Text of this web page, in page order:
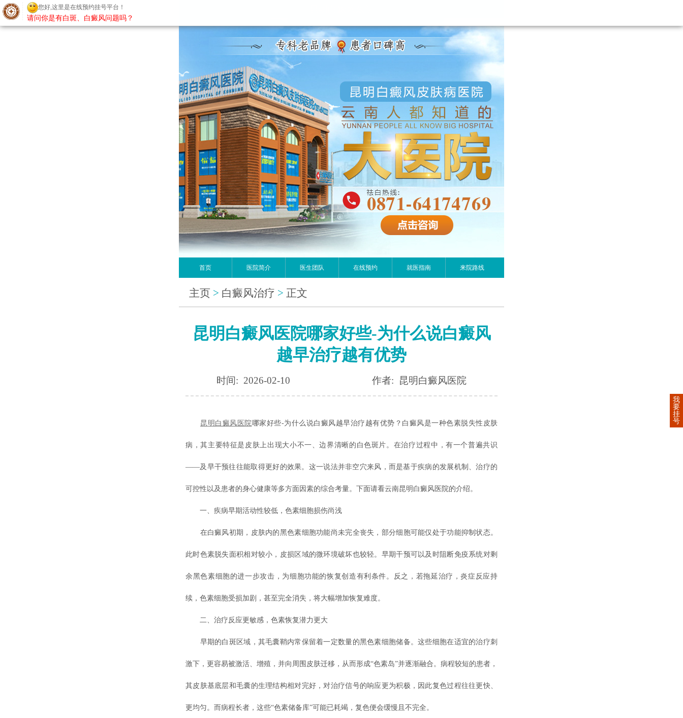
首页 医院简介 医生团队 在线预约 就医指南 来院路线
主页 > 白癜风治疗 > 正文
昆明白癜风医院哪家好些-为什么说白癜风
越早治疗越有优势
时间: 2026-02-10 作者: 昆明白癜风医院
昆明白癜风医院哪家好些-为什么说白癜风越早治疗越有优势？白癜风是一种色素脱失性皮肤
病，其主要特征是皮肤上出现大小不一、边界清晰的白色斑片。在治疗过程中，有一个普遍共识
——及早干预往往能取得更好的效果。这一说法并非空穴来风，而是基于疾病的发展机制、治疗的
可控性以及患者的身心健康等多方面因素的综合考量。下面请看云南昆明白癜风医院的介绍。
一、疾病早期活动性较低，色素细胞损伤尚浅
在白癜风初期，皮肤内的黑色素细胞功能尚未完全丧失，部分细胞可能仅处于功能抑制状态。
此时色素脱失面积相对较小，皮损区域的微环境破坏也较轻。早期干预可以及时阻断免疫系统对剩
余黑色素细胞的进一步攻击，为细胞功能的恢复创造有利条件。反之，若拖延治疗，炎症反应持
续，色素细胞受损加剧，甚至完全消失，将大幅增加恢复难度。
二、治疗反应更敏感，色素恢复潜力更大
早期的白斑区域，其毛囊鞘内常保留着一定数量的黑色素细胞储备。这些细胞在适宜的治疗刺
激下，更容易被激活、增殖，并向周围皮肤迁移，从而形成“色素岛”并逐渐融合。病程较短的患者，
其皮肤基底层和毛囊的生理结构相对完好，对治疗信号的响应更为积极，因此复色过程往往更快、
更均匀。而病程长者，这些“色素储备库”可能已耗竭，复色便会缓慢且不完全。
我
要
挂
号
您好,这里是在线预约挂号平台！
请问你是有白斑、白癜风问题吗？